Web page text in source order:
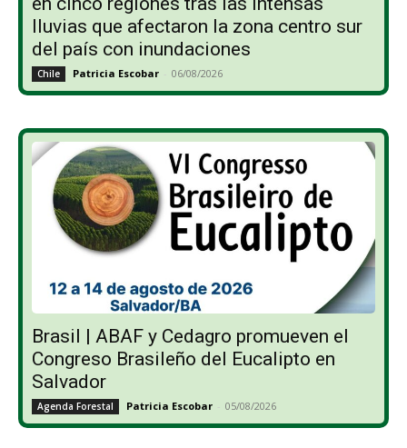
lluvias que afectaron la zona centro sur
del país con inundaciones
Chile Patricia Escobar - 06/08/2026
Brasil | ABAF y Cedagro promueven el
Congreso Brasileño del Eucalipto en
Salvador
Agenda Forestal Patricia Escobar - 05/08/2026